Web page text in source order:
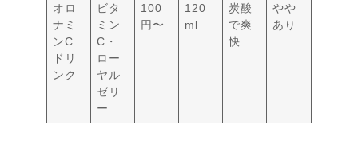
オロ
ナミ
ンC
ドリ
ンク
ビタ
ミン
C・
ロー
ヤル
ゼリ
ー
100
円〜
120
ml
炭酸
で爽
快
やや
あり